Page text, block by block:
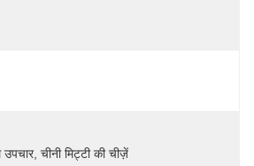
चीनी मिट्टी की चीज़ें